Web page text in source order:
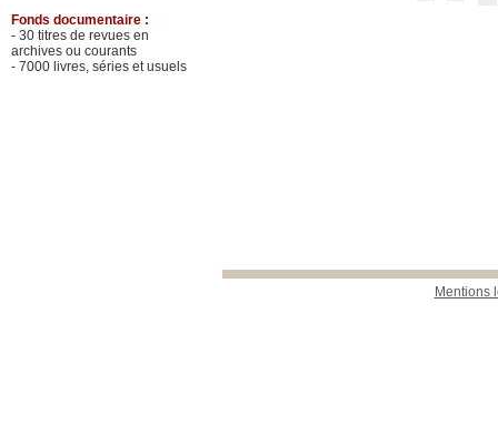
Mentions
Fonds documentaire :
- 30 titres de revues en
archives ou courants
- 7000 livres, séries et usuels